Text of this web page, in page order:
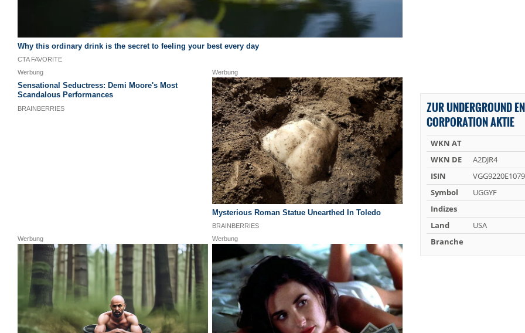
ZUR UNDERGROUND
CORPORATION AKTIE
WKN AT
WKN DE
A2DJR4
ISIN
VGG9220E1079
Symbol
UGGYF
Indizes
Land
USA
Branche